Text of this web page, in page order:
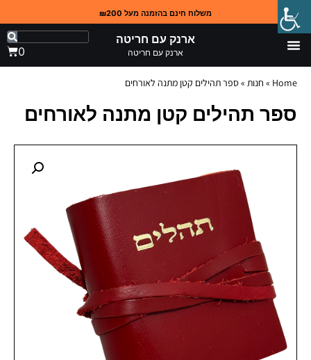
משלוח חינם בהזמנה מעל ₪200
ארנק עם חריטה
ארנק עם חריטה 0
Home
» חנות »ספר תהילים קטן מתנה לאורחים
ספר תהילים קטן מתנה לאורחים